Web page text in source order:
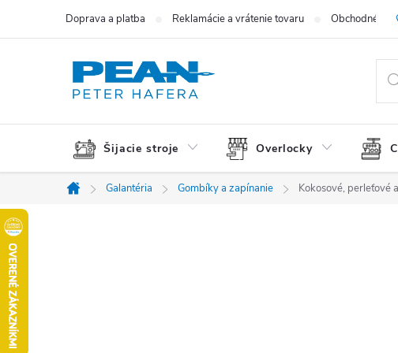
Doprava a platba Reklamácie a vrátenie tovaru Obchodné
Šijacie stroje Overlocky
Domov
Galantéria Gombíky a zapínanie Kokosové, perleťové